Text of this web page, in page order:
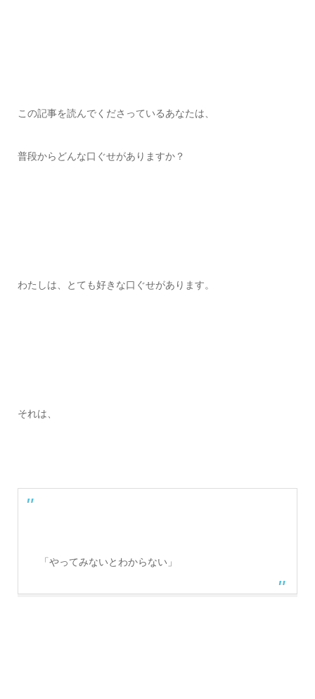
この記事を読んでくださっているあなたは、
普段からどんな口ぐせがありますか？
わたしは、とても好きな口ぐせがあります。
それは、
「やってみないとわからない」